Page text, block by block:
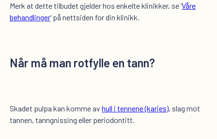
Merk at dette tilbudet gjelder hos enkelte klinikker, se ‘Våre
behandlinger‘ på nettsiden for din klinikk.
Når må man rotfylle en tann?
Skadet pulpa kan komme av hull i tennene (karies), slag mot
tannen, tanngnissing eller periodontitt.